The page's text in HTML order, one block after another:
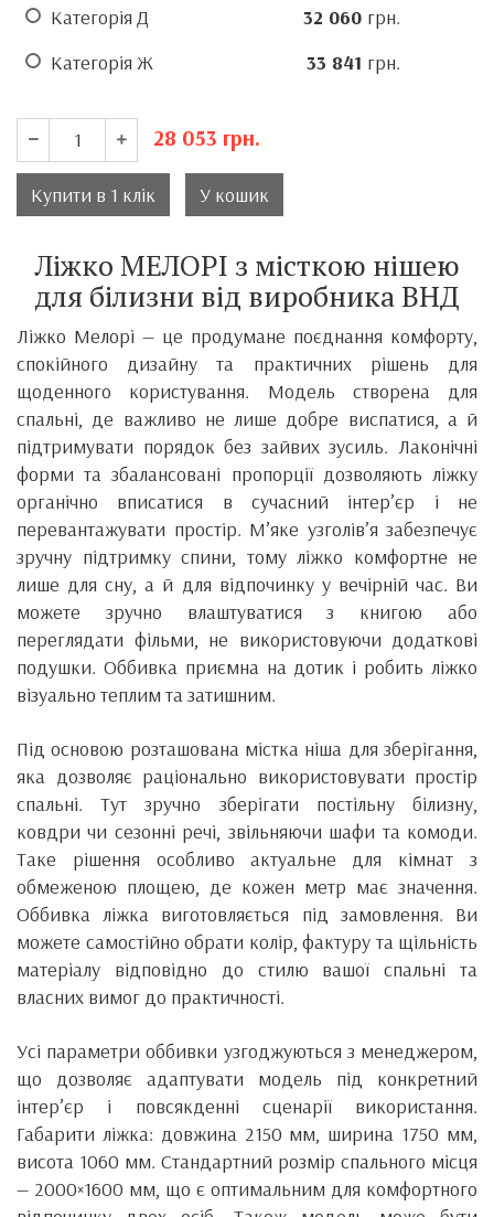
Категорія Д
32 060 грн.
Категорія Ж
33 841 грн.
28 053 грн.
Купити в 1 клік У кошик
Ліжко МЕЛОРІ з місткою нішею
для білизни від виробника ВНД
Ліжко Мелорі — це продумане поєднання комфорту,
спокійного дизайну та практичних рішень для
щоденного користування. Модель створена для
спальні, де важливо не лише добре виспатися, а й
підтримувати порядок без зайвих зусиль. Лаконічні
форми та збалансовані пропорції дозволяють ліжку
органічно вписатися в сучасний інтер’єр і не
перевантажувати простір. М’яке узголів’я забезпечує
зручну підтримку спини, тому ліжко комфортне не
лише для сну, а й для відпочинку у вечірній час. Ви
можете зручно влаштуватися з книгою або
переглядати фільми, не використовуючи додаткові
подушки. Оббивка приємна на дотик і робить ліжко
візуально теплим та затишним.
Під основою розташована містка ніша для зберігання,
яка дозволяє раціонально використовувати простір
спальні. Тут зручно зберігати постільну білизну,
ковдри чи сезонні речі, звільняючи шафи та комоди.
Таке рішення особливо актуальне для кімнат з
обмеженою площею, де кожен метр має значення.
Оббивка ліжка виготовляється під замовлення. Ви
можете самостійно обрати колір, фактуру та щільність
матеріалу відповідно до стилю вашої спальні та
власних вимог до практичності.
Усі параметри оббивки узгоджуються з менеджером,
що дозволяє адаптувати модель під конкретний
інтер’єр і повсякденні сценарії використання.
Габарити ліжка: довжина 2150 мм, ширина 1750 мм,
висота 1060 мм. Стандартний розмір спального місця
— 2000×1600 мм, що є оптимальним для комфортного